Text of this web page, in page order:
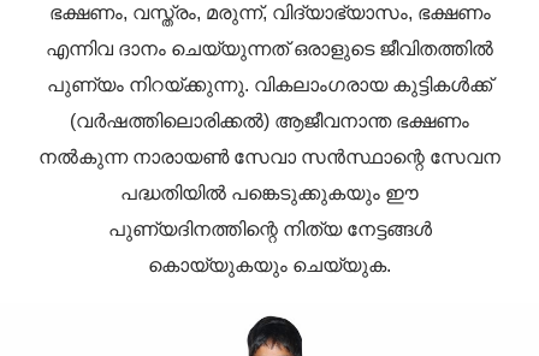
ഭക്ഷണം, വസ്ത്രം, മരുന്ന്, വിദ്യാഭ്യാസം, ഭക്ഷണം
എന്നിവ ദാനം ചെയ്യുന്നത് ഒരാളുടെ ജീവിതത്തിൽ
പുണ്യം നിറയ്ക്കുന്നു. വികലാംഗരായ കുട്ടികൾക്ക്
(വർഷത്തിലൊരിക്കൽ) ആജീവനാന്ത ഭക്ഷണം
നൽകുന്ന നാരായൺ സേവാ സൻസ്ഥാന്റെ സേവന
പദ്ധതിയിൽ പങ്കെടുക്കുകയും ഈ
പുണ്യദിനത്തിന്റെ നിത്യ നേട്ടങ്ങൾ
കൊയ്യുകയും ചെയ്യുക.